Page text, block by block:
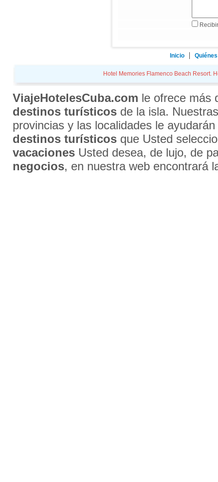
Inicio
Hotel Memories Flamenco Beach Resort.
ViajeHotelesCuba.com le ofrece más
destinos turísticosde la isla.
provincias y las localidades le
destinos turísticosque Usted
vacacionesUsted desea, de lujo, de
negocios, en nuestra web encontrará